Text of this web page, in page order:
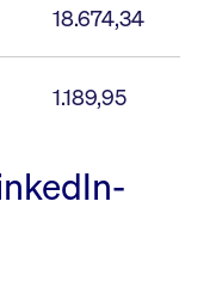
18.674,34
1.189,95